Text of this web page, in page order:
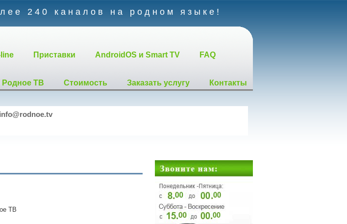
240 каналов на родном языке!
Приставки AndroidOS и Smart TV FAQ
Родное ТВ Стоимость Заказать услугу Контакты
info@rodnoe.tv
ТВ